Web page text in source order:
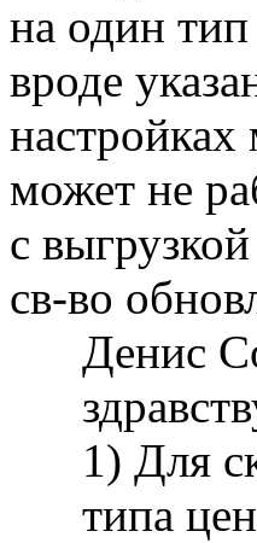
на один
вроде
может не
с
св-во
Денис
1) Для
типа